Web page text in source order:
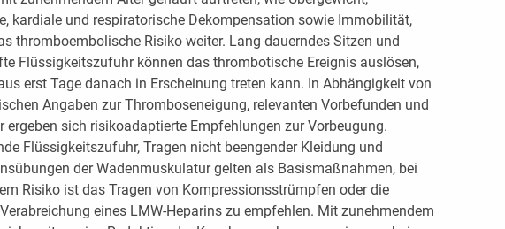
kardiale und respiratorische Dekompensation sowie Immobilität,
thromboembolische Risiko weiter. Lang dauerndes Sitzen und
Flüssigkeitszufuhr können das thrombotische Ereignis auslösen,
erst Tage danach in Erscheinung treten kann. In Abhängigkeit von
Angaben zur Thromboseneigung, relevanten Vorbefunden und
ergeben sich risikoadaptierte Empfehlungen zur Vorbeugung.
Flüssigkeitszufuhr, Tragen nicht beengender Kleidung und
der Wadenmuskulatur gelten als Basismaßnahmen, bei
Risiko ist das Tragen von Kompressionsstrümpfen oder die
eines LMW-Heparins zu empfehlen. Mit zunehmendem